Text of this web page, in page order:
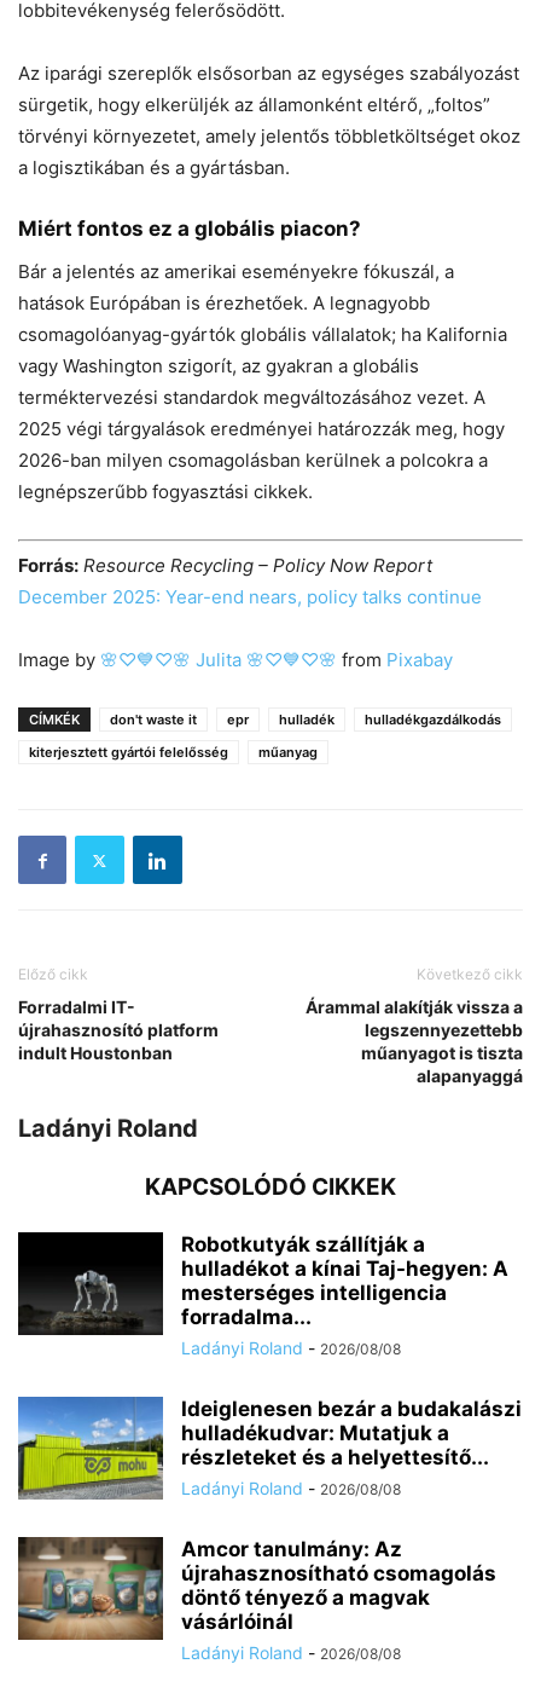
lobbitevékenység felerősödött.
Az iparági szereplők elsősorban az egységes szabályozást
sürgetik, hogy elkerüljék az államonként eltérő, „foltos”
törvényi környezetet, amely jelentős többletköltséget okoz
a logisztikában és a gyártásban.
Miért fontos ez a globális piacon?
Bár a jelentés az amerikai eseményekre fókuszál, a
hatások Európában is érezhetőek. A legnagyobb
csomagolóanyag-gyártók globális vállalatok; ha Kalifornia
vagy Washington szigorít, az gyakran a globális
terméktervezési standardok megváltozásához vezet. A
2025 végi tárgyalások eredményei határozzák meg, hogy
2026-ban milyen csomagolásban kerülnek a polcokra a
legnépszerűbb fogyasztási cikkek.
Forrás: Resource Recycling – Policy Now Report
December 2025: Year-end nears, policy talks continue
Image by 🌸♡💙♡🌸 Julita 🌸♡💙♡🌸 from Pixabay
CÍMKÉK don't waste it epr hulladék
hulladékgazdálkodás
kiterjesztett gyártói felelősség
műanyag
Előző cikk
Forradalmi IT-
újrahasznosító platform
indult Houstonban
Következő cikk
Árammal alakítják vissza a
legszennyezettebb
műanyagot is tiszta
alapanyaggá
Ladányi Roland
KAPCSOLÓDÓ CIKKEK
Robotkutyák szállítják a
hulladékot a kínai Taj-hegyen: A
mesterséges intelligencia
forradalma...
Ladányi Roland - 2026/08/08
Ideiglenesen bezár a budakalászi
hulladékudvar: Mutatjuk a
részleteket és a helyettesítő...
Ladányi Roland - 2026/08/08
Amcor tanulmány: Az
újrahasznosítható csomagolás
döntő tényező a magvak
vásárlóinál
Ladányi Roland - 2026/08/08